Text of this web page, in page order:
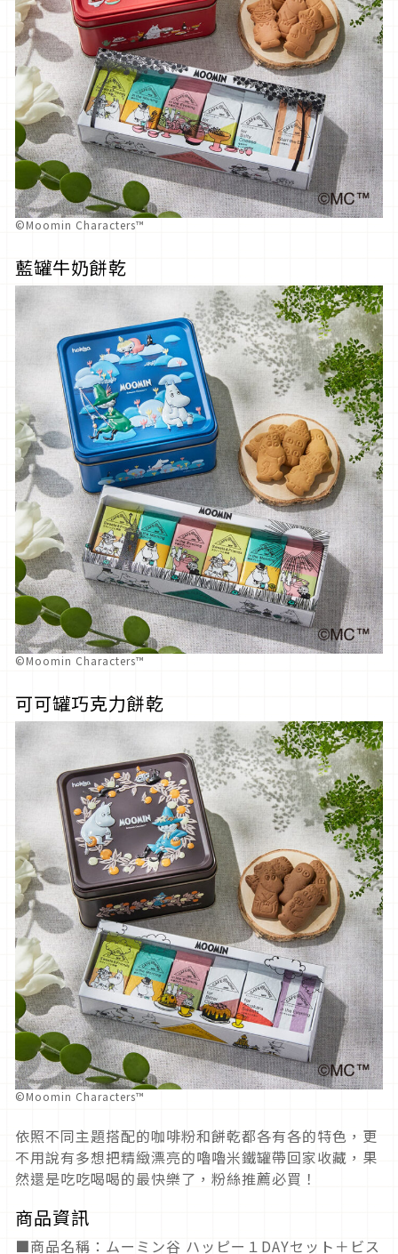
©Moomin Characters™
藍罐牛奶餅乾
©Moomin Characters™
可可罐巧克力餅乾
©Moomin Characters™
依照不同主題搭配的咖啡粉和餅乾都各有各的特色，更
不用說有多想把精緻漂亮的嚕嚕米鐵罐帶回家收藏，果
然還是吃吃喝喝的最快樂了，粉絲推薦必買！
商品資訊
■商品名稱：ムーミン谷 ハッピー１DAYセット＋ビス